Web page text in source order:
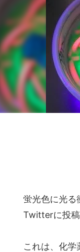
蛍光色に光る
Twitterに投稿
これは、化学